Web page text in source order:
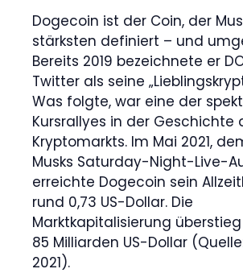
Dogecoin ist der Coin, der
stärksten definiert – und
Bereits 2019 bezeichnete er
Twitter als seine
Was folgte, war eine der
Kursrallyes in der Geschichte
Kryptomarkts. Im Mai 2021,
Musks Saturday-Night-Live-
erreichte Dogecoin sein
rund 0,73 US-Dollar. Die
Marktkapitalisierung
85 Milliarden US-Dollar
2021).